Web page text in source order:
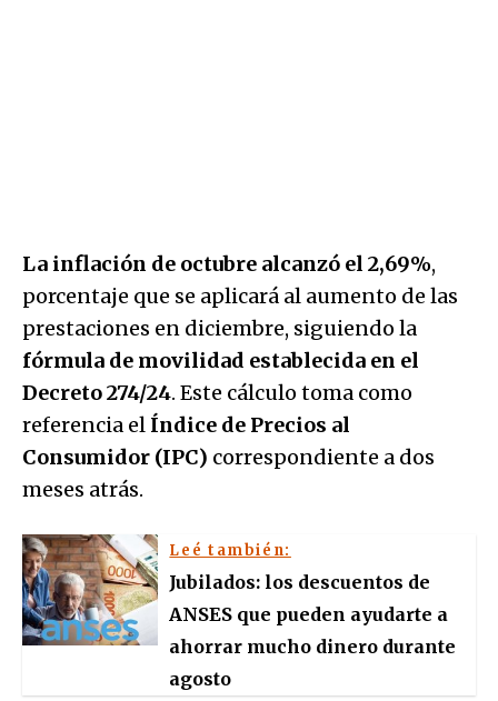
La inflación de octubre alcanzó el 2,69%,
porcentaje que se aplicará al aumento de las
prestaciones en diciembre, siguiendo la
fórmula de movilidad establecida en el
Decreto 274/24. Este cálculo toma como
referencia el Índice de Precios al
Consumidor (IPC) correspondiente a dos
meses atrás.
Leé también:
Jubilados: los descuentos de
ANSES que pueden ayudarte a
ahorrar mucho dinero durante
agosto